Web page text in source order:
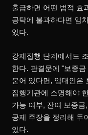
출급하면 어떤 법적 효
공탁에 불과하다면 임
있다.
강제집행 단계에서도
한다. 판결문에 "보증
붙어 있다면, 임대인은
집행기관에 소명해야
가능 여부, 잔여 보증금
공제 주장을 정리해 두
있다.